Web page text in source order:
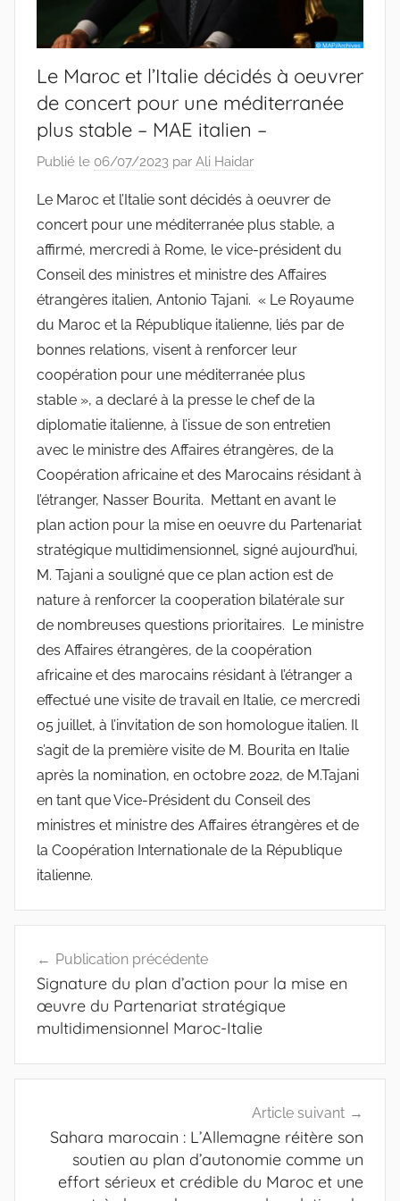
Le Maroc et l’Italie décidés à oeuvrer
de concert pour une méditerranée
plus stable – MAE italien –
Publié le 06/07/2023 par Ali Haidar
Le Maroc et l’Italie sont décidés à oeuvrer de
concert pour une méditerranée plus stable, a
affirmé, mercredi à Rome, le vice-président du
Conseil des ministres et ministre des Affaires
étrangères italien, Antonio Tajani. « Le Royaume
du Maroc et la République italienne, liés par de
bonnes relations, visent à renforcer leur
coopération pour une méditerranée plus
stable », a declaré à la presse le chef de la
diplomatie italienne, à l’issue de son entretien
avec le ministre des Affaires étrangères, de la
Coopération africaine et des Marocains résidant à
l’étranger, Nasser Bourita. Mettant en avant le
plan action pour la mise en oeuvre du Partenariat
stratégique multidimensionnel, signé aujourd’hui,
M. Tajani a souligné que ce plan action est de
nature à renforcer la cooperation bilatérale sur
de nombreuses questions prioritaires. Le ministre
des Affaires étrangères, de la coopération
africaine et des marocains résidant à l’étranger a
effectué une visite de travail en Italie, ce mercredi
05 juillet, à l’invitation de son homologue italien. Il
s’agit de la première visite de M. Bourita en Italie
après la nomination, en octobre 2022, de M.Tajani
en tant que Vice-Président du Conseil des
ministres et ministre des Affaires étrangères et de
la Coopération Internationale de la République
italienne.
de
l’article
Publication précédente
Signature du plan d’action pour la mise en
œuvre du Partenariat stratégique
multidimensionnel Maroc-Italie
Article suivant
Sahara marocain : L’Allemagne réitère son
soutien au plan d’autonomie comme un
effort sérieux et crédible du Maroc et une